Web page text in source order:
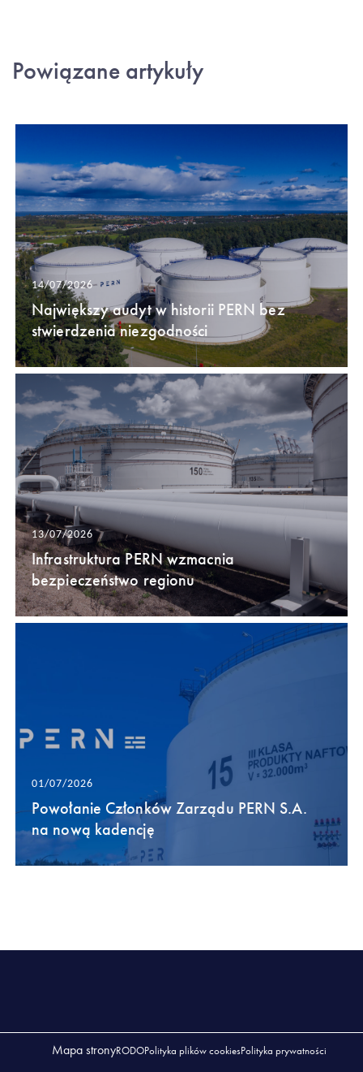
Powiązane artykuły
14/07/2026
Największy audyt w historii PERN bez
stwierdzenia niezgodności
13/07/2026
Infrastruktura PERN wzmacnia
bezpieczeństwo regionu
01/07/2026
Powołanie Członków Zarządu PERN S.A.
na nową kadencję
Mapa stronyRODOPolityka plików cookiesPolityka prywatności